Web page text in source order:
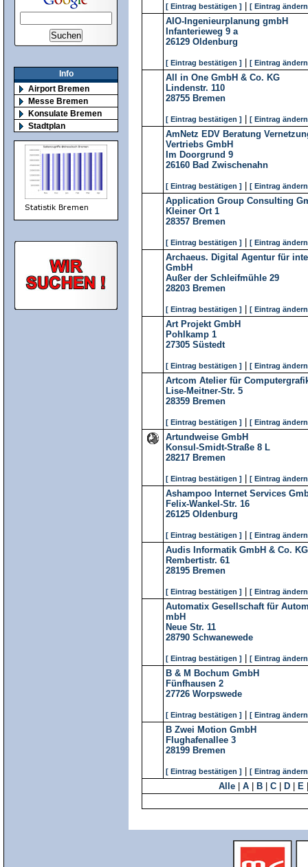
Info
Airport Bremen
Messe Bremen
Konsulate Bremen
Stadtplan
[ Eintrag bestätigen ] [ Eintrag
AIO-Ingenieurplanung gmbH
Infanterieweg 9 a
26129 Oldenburg
[ Eintrag bestätigen ] [ Eintrag
All in One GmbH & Co. KG
Lindenstr. 110
28755 Bremen
[ Eintrag bestätigen ] [ Eintrag
AmNetz EDV Beratung
Vertriebs GmbH
Im Doorgrund 9
26160 Bad Zwischenahn
[ Eintrag bestätigen ] [ Eintrag
Application Group Consulting
Kleiner Ort 1
28357 Bremen
[ Eintrag bestätigen ] [ Eintrag
Archaeus. Digital Agentur für
GmbH
Außer der Schleifmühle 29
28203 Bremen
[ Eintrag bestätigen ] [ Eintrag
Art Projekt GmbH
Pohlkamp 1
27305 Süstedt
[ Eintrag bestätigen ] [ Eintrag
Artcom Atelier für
Lise-Meitner-Str. 5
28359 Bremen
[ Eintrag bestätigen ] [ Eintrag
Artundweise GmbH
Konsul-Smidt-Straße 8 L
28217 Bremen
[ Eintrag bestätigen ] [ Eintrag
Ashampoo Internet Services
Felix-Wankel-Str. 16
26125 Oldenburg
[ Eintrag bestätigen ] [ Eintrag
Audis Informatik GmbH & Co. KG
Rembertistr. 61
28195 Bremen
[ Eintrag bestätigen ] [ Eintrag
Automatix Gesellschaft für
mbH
Neue Str. 11
28790 Schwanewede
[ Eintrag bestätigen ] [ Eintrag
B & M Bochum GmbH
Fünfhausen 2
27726 Worpswede
[ Eintrag bestätigen ] [ Eintrag
B Zwei Motion GmbH
Flughafenallee 3
28199 Bremen
[ Eintrag bestätigen ] [ Eintrag
Alle A B C D E